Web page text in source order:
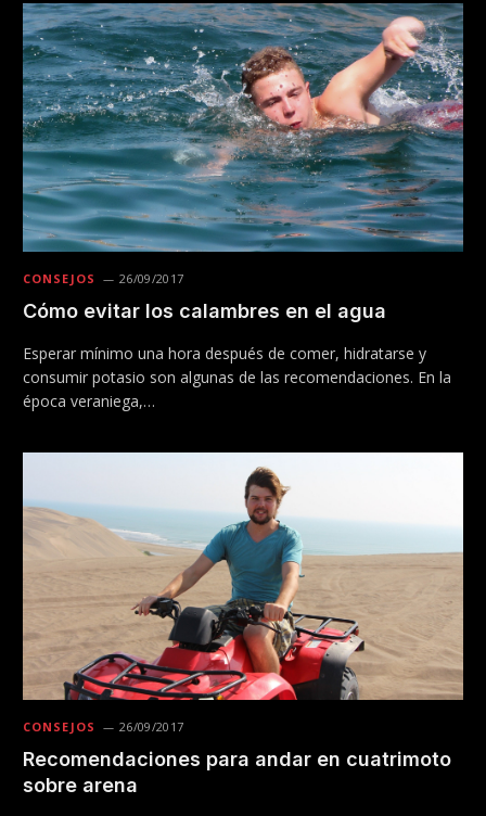
CONSEJOS 26/09/2017
Cómo evitar los calambres en el agua
Esperar mínimo una hora después de comer, hidratarse y
consumir potasio son algunas de las recomendaciones. En la
época veraniega,…
CONSEJOS 26/09/2017
Recomendaciones para andar en cuatrimoto
sobre arena